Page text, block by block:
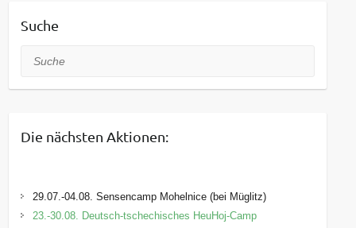
Suche
Suche
Die nächsten Aktionen:
29.07.-04.08. Sensencamp Mohelnice (bei Müglitz)
23.-30.08. Deutsch-tschechisches HeuHoj-Camp